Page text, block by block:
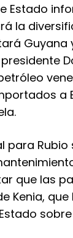
Estado
la
a
para
que las
Kenia,